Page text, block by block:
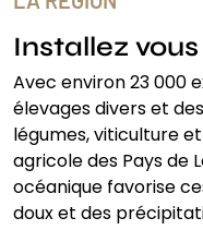
Installez
Avec environ 23 000
élevages divers et
légumes, viticulture
agricole des Pays de
océanique favorise
doux et des